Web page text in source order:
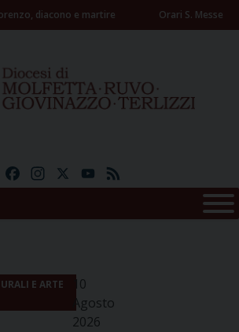
diacono e martire Orari S. Messe
FacebookInstagramYouTube
E ARTE
10
Agosto
2026